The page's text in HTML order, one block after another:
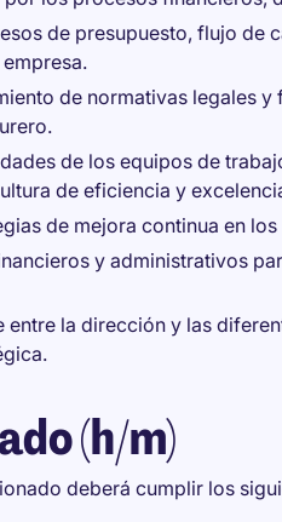
de presupuesto, flujo de
de normativas legales
de los equipos de
de eficiencia y
de mejora continua en
y administrativos
entre la dirección y las
(h/m)
deberá cumplir los